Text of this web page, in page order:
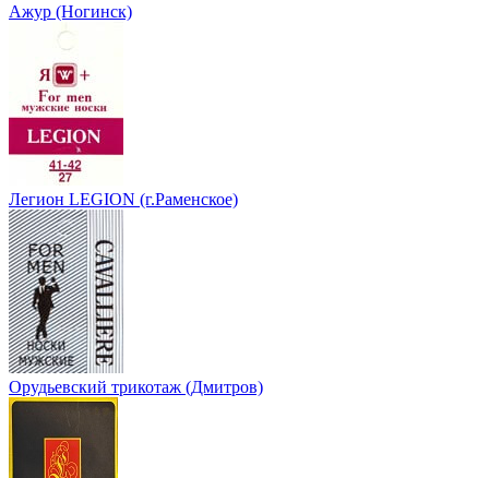
Ажур (Ногинск)
Легион LEGION (г.Раменское)
Орудьевский трикотаж (Дмитров)